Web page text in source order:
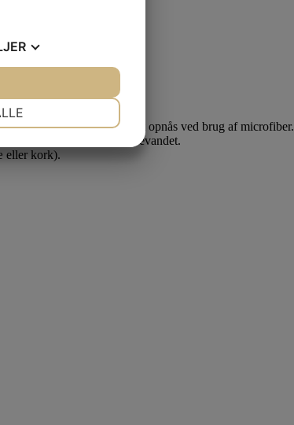
Bedste resultat opnås ved brug af microfiber.
skur og fjern snavsevandet.
eller kork).
STATISTIK